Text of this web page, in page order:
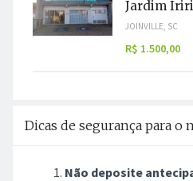
Jardim
JOINVILLE, SC
R$ 1.500,00
Dicas de segurança para o
Não deposite